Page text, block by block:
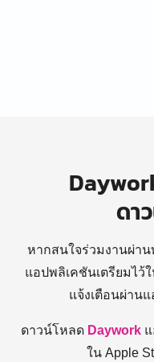
ดา
หากสนใจร่วมงานผ่าน
แอปพลิเคชันเตรียมไว้
แจ้งเตือนผ่าน
ดาวน์โหลด Daywork
ใน Apple